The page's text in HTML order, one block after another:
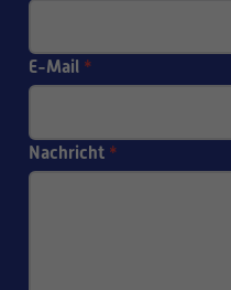
E-Mail *
Nachricht *